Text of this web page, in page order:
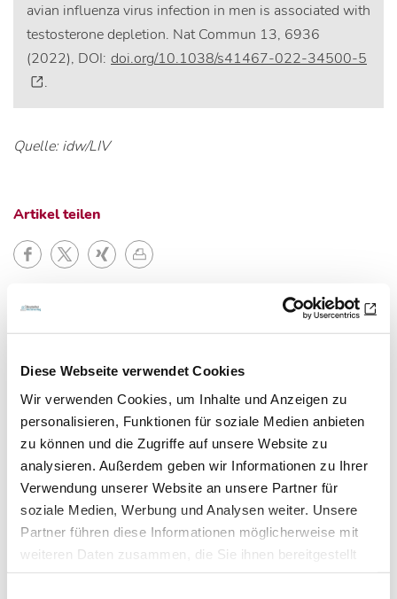
Diese Webseite verwendet Cookies
Wir verwenden Cookies, um Inhalte und Anzeigen zu
personalisieren, Funktionen für soziale Medien anbieten
zu können und die Zugriffe auf unsere Website zu
analysieren. Außerdem geben wir Informationen zu Ihrer
Verwendung unserer Website an unsere Partner für
soziale Medien, Werbung und Analysen weiter. Unsere
Partner führen diese Informationen möglicherweise mit
weiteren Daten zusammen, die Sie ihnen bereitgestellt
haben oder die sie im Rahmen Ihrer Nutzung der Dienste
Newsletter­anmeldung
Bleiben Sie auf dem Laufenden. Der MT-Dialog-
Newsletter informiert Sie jede Woche kostenfrei
über die wichtigsten Branchen-News, aktuelle
Themen und die neusten Stellenangebote.
E-Mail-Adresse
avian influenza virus infection in men is associated with
testosterone depletion. Nat Commun 13, 6936
(2022), DOI: doi.org/10.1038/s41467-022-34500-5
.
Quelle: idw/LIV
Artikel teilen
Zur Übersicht